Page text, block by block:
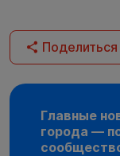
Поделиться
Главные
города —